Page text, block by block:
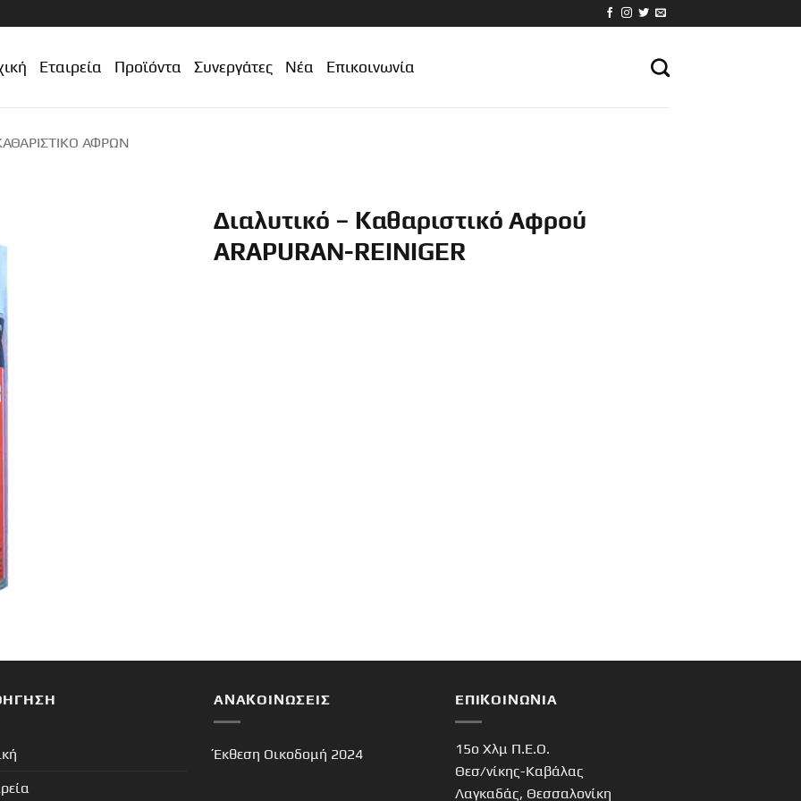
Εταιρεία Προϊόντα Συνεργάτες Νέα Επικοινωνία
ΑΦΡΏΝ
Διαλυτικό – Καθαριστικό Αφρού
ARAPURAN-REINIGER
ΑΝΑΚΟΙΝΏΣΕΙΣ
Έκθεση Οικοδομή 2024
ΕΠΙΚΟΙΝΩΝΊΑ
15o Χλμ Π.Ε.Ο.
Θεσ/νίκης-Καβάλας
Λαγκαδάς, Θεσσαλονίκη